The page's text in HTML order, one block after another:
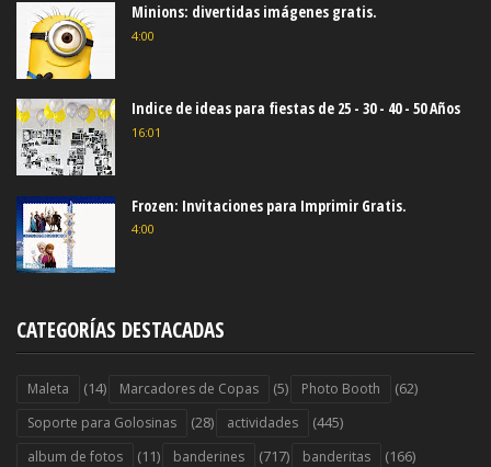
Minions: divertidas imágenes gratis.
4:00
Indice de ideas para fiestas de 25 - 30 - 40 - 50 Años
16:01
Frozen: Invitaciones para Imprimir Gratis.
4:00
CATEGORÍAS DESTACADAS
Maleta (14) Marcadores de Copas (5) Photo Booth (62)
Soporte para Golosinas (28) actividades (445)
album de fotos (11) banderines (717) banderitas (166)